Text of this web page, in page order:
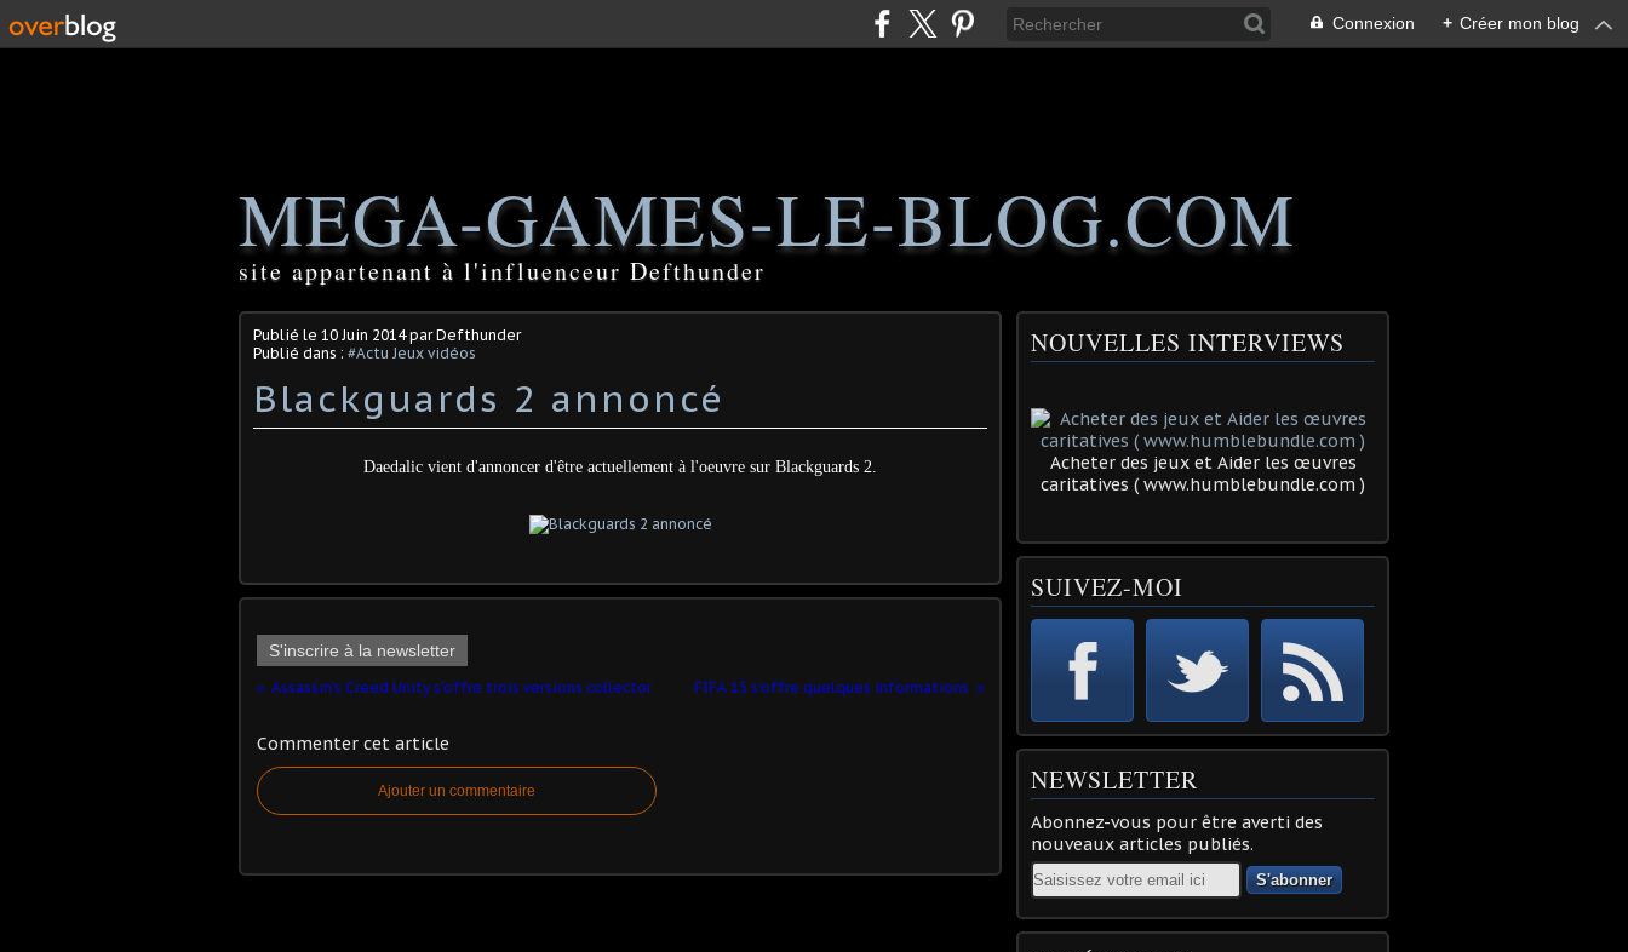
Connexion + Créer mon blog
MEGA-GAMES-LE-BLOG.COM
site appartenant à l'influenceur Defthunder
Publié le 10 Juin 2014par Defthunder
Publié dans : #Actu Jeux vidéos
Blackguards 2 annoncé
Daedalic vient d'annoncer d'être actuellement à l'oeuvre sur Blackguards 2.
S'inscrire à la newsletter
Assassin's Creed Unity s'offre trois versions collector FIFA 15 s'offre quelques informations
Commenter cet article
Ajouter un commentaire
NOUVELLES INTERVIEWS
Acheter des jeux et Aider les œuvres
caritatives ( www.humblebundle.com )
SUIVEZ-MOI
NEWSLETTER
Abonnez-vous pour être averti des
nouveaux articles publiés.
Email